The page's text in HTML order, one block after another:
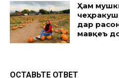
Ҳам
дар
мавқеъ
ОСТАВЬТЕ ОТВЕТ